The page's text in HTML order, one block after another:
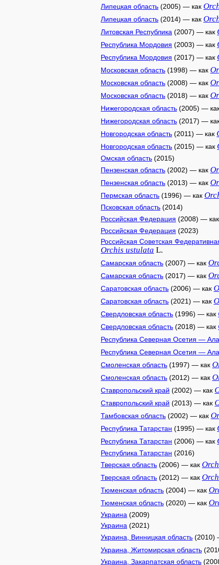
Липецкая область (2005) — как
Липецкая область (2014) — как
Литовская Республика (2007) — как
Республика Мордовия (2003) — как
Республика Мордовия (2017) — как
Московская область (1998) — как
Московская область (2008) — как
Московская область (2018) — как
Нижегородская область (2005) —
Нижегородская область (2017) —
Новгородская область (2011) — как
Новгородская область (2015) — как
Омская область (2015)
Пензенская область (2002) — как
Пензенская область (2013) — как
Пермская область (1996) — как
Псковская область (2014)
Российская Федерация (2008) —
Российская Федерация (2023)
Российская Советская
Orchis ustulata L.
Самарская область (2007) — как
Самарская область (2017) — как
Саратовская область (2006) — как
Саратовская область (2021) — как
Свердловская область (1996) — как
Свердловская область (2018) — как
Республика Северная Осетия —
Республика Северная Осетия —
Смоленская область (1997) — как
Смоленская область (2012) — как
Ставропольский край (2002) — как
Ставропольский край (2013) — как
Тамбовская область (2002) — как
Республика Татарстан (1995) — как
Республика Татарстан (2006) — как
Республика Татарстан (2016)
Тверская область (2006) — как
Тверская область (2012) — как
Тюменская область (2004) — как
Тюменская область (2020) — как
Украина (2009)
Украина (2021)
Украина, Винницкая область (2010)
Украина, Житомирская область
Украина, Закарпатская область